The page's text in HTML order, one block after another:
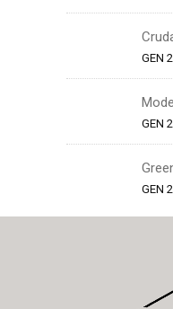
GEN
GEN
GEN